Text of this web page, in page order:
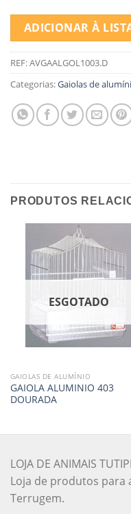
ADICIONAR À
REF:AVGAALGOL1003.D
Categorias:Gaiolas de
PRODUTOS
ESGOTADO
GAIOLAS DE ALUMÍNIO
GAIOLA ALUMINIO 403
DOURADA
LOJA DE ANIMAIS
Loja de produtos para
Terrugem.